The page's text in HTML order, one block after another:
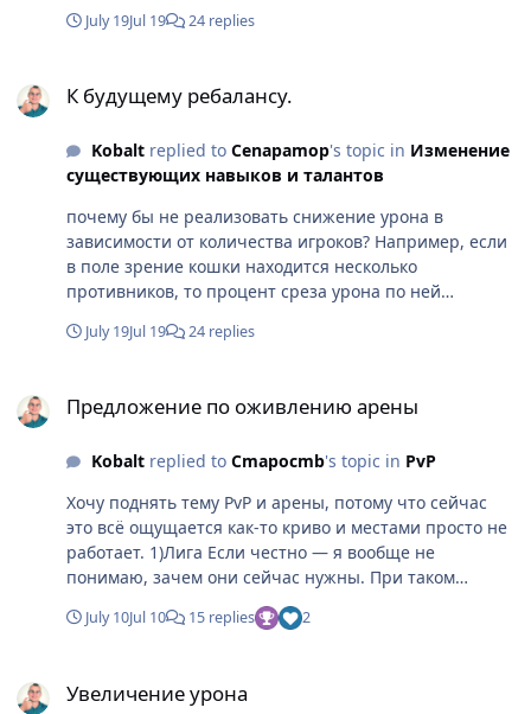
July 19Jul 19 24 replies
К будущему ребалансу.
Kobaltreplied to Cenapamop's topic in Изменение
существующих навыков и талантов
почему бы не реализовать снижение урона в
зависимости от количества игроков? Например, если
в поле зрение кошки находится несколько
противников, то процент среза урона по ней
July 19Jul 19 24 replies
Предложение по оживлению арены
Kobaltreplied to Cmapocmb's topic in PvP
Хочу поднять тему PvP и арены, потому что сейчас
это всё ощущается как-то криво и местами просто не
работает. 1)Лига Если честно — я вообще не
понимаю, зачем они сейчас нужны. При таком
онлайне там нет никакого нормального
распределения по скиллу. Ну какие лиги, когда людей
Либо её нужно сильно упрощать, либо убирать и
July 10Jul 10 15 replies 2
Увеличение урона